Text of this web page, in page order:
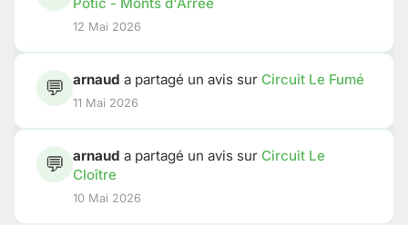
12 Mai 2026
💬 arnaud a partagé un avis sur Circuit Le Fumé
11 Mai 2026
💬 arnaud a partagé un avis sur Circuit Le
Cloître
10 Mai 2026